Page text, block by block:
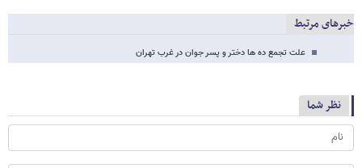
خبرهای مرتبط
علت تجمع ده ها دختر و پسر جوان در غرب تهران
نظر شما